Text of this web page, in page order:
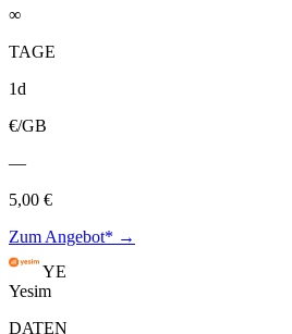
∞
TAGE
1d
€/GB
—
5,00 €
Zum Angebot* →
YE
Yesim
DATEN